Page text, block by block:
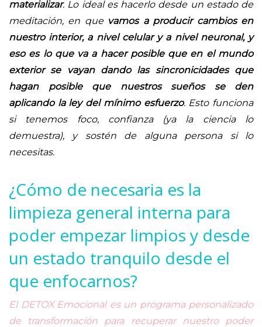
materializar. Lo ideal es hacerlo desde un estado de
meditación, en que vamos a producir cambios en
nuestro interior, a nivel celular y a nivel neuronal, y
eso es lo que va a hacer posible que en el mundo
exterior se vayan dando las sincronicidades que
hagan posible que nuestros sueños se den
aplicando la ley del mínimo esfuerzo. Esto funciona
si tenemos foco, confianza (ya la ciencia lo
demuestra), y sostén de alguna persona si lo
necesitas.
¿Cómo de necesaria es la
limpieza general interna para
poder empezar limpios y desde
un estado tranquilo desde el
que enfocarnos?
El DETOX Emocional es un programa personalizado
de transformación para recuperar nuestro poder